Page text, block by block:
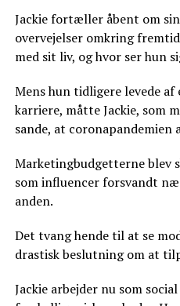
Jackie fortæller åbent om
overvejelser omkring
med sit liv, og hvor ser hun
Mens hun tidligere levede
karriere, måtte Jackie, som
sande, at
Marketingbudgetterne blev
som influencer forsvandt
anden.
Det tvang hende til at se
drastisk beslutning om at
Jackie arbejder nu som